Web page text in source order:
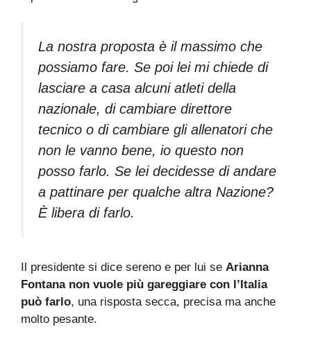
La nostra proposta è il massimo che
possiamo fare. Se poi lei mi chiede di
lasciare a casa alcuni atleti della
nazionale, di cambiare direttore
tecnico o di cambiare gli allenatori che
non le vanno bene, io questo non
posso farlo. Se lei decidesse di andare
a pattinare per qualche altra Nazione?
È libera di farlo.
Il presidente si dice sereno e per lui se Arianna
Fontana non vuole più gareggiare con l’Italia
può farlo, una risposta secca, precisa ma anche
molto pesante.